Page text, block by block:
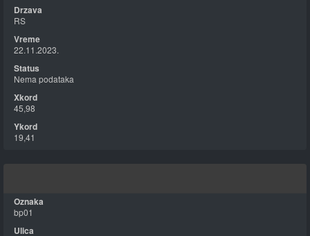
RS
22.11.2023.
Nema podataka
45,98
19,41
bp01